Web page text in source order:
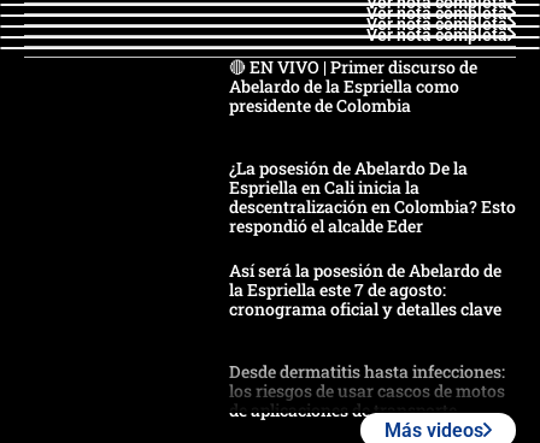
Ver nota completa
Ver nota completa
Ver nota completa
🔴 EN VIVO | Primer discurso de
Abelardo de la Espriella como
presidente de Colombia
¿La posesión de Abelardo De la
Espriella en Cali inicia la
descentralización en Colombia? Esto
respondió el alcalde Eder
Así será la posesión de Abelardo de
la Espriella este 7 de agosto:
cronograma oficial y detalles clave
Desde dermatitis hasta infecciones:
los riesgos de usar cascos de motos
de aplicaciones de transporte
Más videos